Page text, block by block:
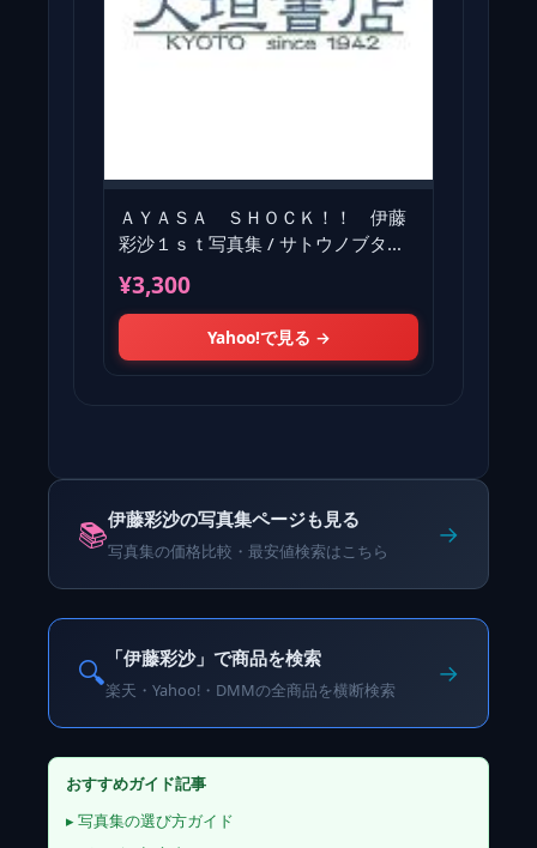
ＡＹＡＳＡ ＳＨＯＣＫ！！ 伊藤
彩沙１ｓｔ写真集 / サトウノブタカ
¥3,300
Yahoo!で見る →
📚伊藤彩沙の写真集ページも見る
写真集の価格比較・最安値検索はこちら
→
🔍 「伊藤彩沙」で商品を検索
楽天・Yahoo!・DMMの全商品を横断検索
→
おすすめガイド記事
▸ 写真集の選び方ガイド